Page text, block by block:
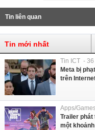
Tin liên quan
Tin mới nhất
Tin ICT -
Meta bị
trên
Apps/
Trailer phát
một